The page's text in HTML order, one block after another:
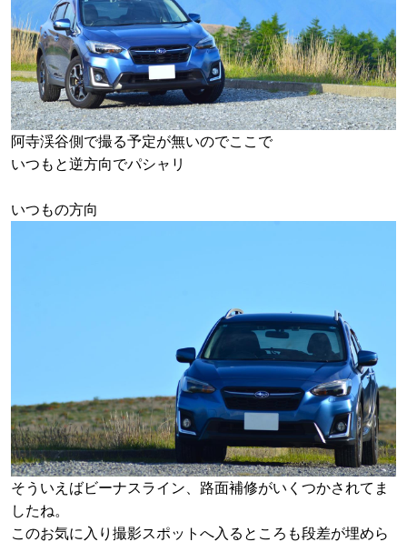
阿寺渓谷側で撮る予定が無いのでここで
いつもと逆方向でパシャリ
いつもの方向
そういえばビーナスライン、路面補修がいくつかされてま
したね。
このお気に入り撮影スポットへ入るところも段差が埋めら